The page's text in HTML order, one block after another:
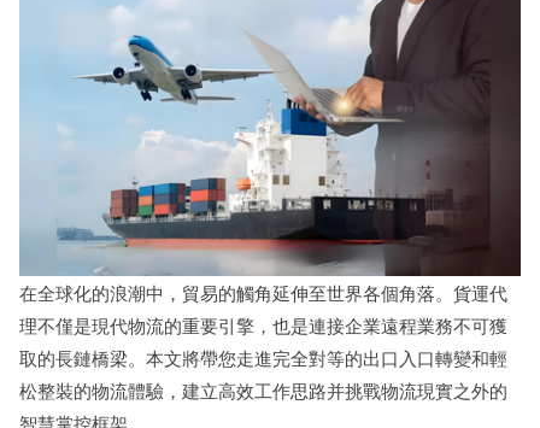
在全球化的浪潮中，貿易的觸角延伸至世界各個角落。貨運代
理不僅是現代物流的重要引擎，也是連接企業遠程業務不可獲
取的長鏈橋梁。本文將帶您走進完全對等的出口入口轉變和輕
松整裝的物流體驗，建立高效工作思路并挑戰物流現實之外的
智慧掌控框架。